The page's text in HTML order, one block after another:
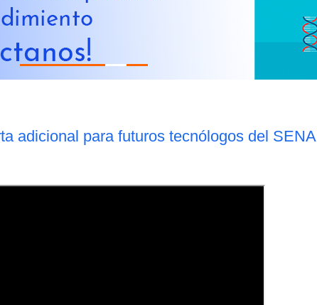
adicional para futuros tecnólogos del SENA